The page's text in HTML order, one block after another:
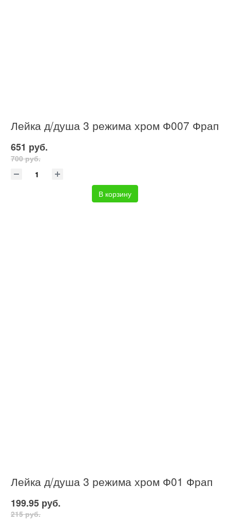
Лейка д/душа 3 режима хром Ф007 Фрап
651 руб.
700 руб.
В корзину
Лейка д/душа 3 режима хром Ф01 Фрап
199.95 руб.
215 руб.